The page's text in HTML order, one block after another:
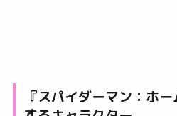
『スパイダーマン：ホ